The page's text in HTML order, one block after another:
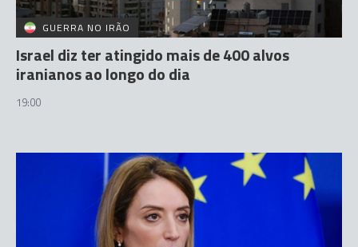
GUERRA NO IRÃO
Israel diz ter atingido mais de 400 alvos
iranianos ao longo do dia
19:00